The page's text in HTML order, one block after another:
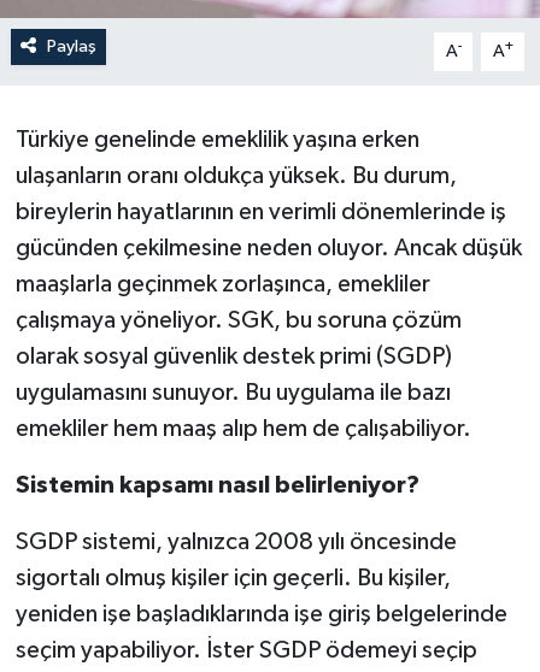
Paylaş A- A+
Türkiye genelinde emeklilik yaşına erken
ulaşanların oranı oldukça yüksek. Bu durum,
bireylerin hayatlarının en verimli dönemlerinde iş
gücünden çekilmesine neden oluyor. Ancak düşük
maaşlarla geçinmek zorlaşınca, emekliler
çalışmaya yöneliyor. SGK, bu soruna çözüm
olarak sosyal güvenlik destek primi (SGDP)
uygulamasını sunuyor. Bu uygulama ile bazı
emekliler hem maaş alıp hem de çalışabiliyor.
Sistemin kapsamı nasıl belirleniyor?
SGDP sistemi, yalnızca 2008 yılı öncesinde
sigortalı olmuş kişiler için geçerli. Bu kişiler,
yeniden işe başladıklarında işe giriş belgelerinde
seçim yapabiliyor. İster SGDP ödemeyi seçip